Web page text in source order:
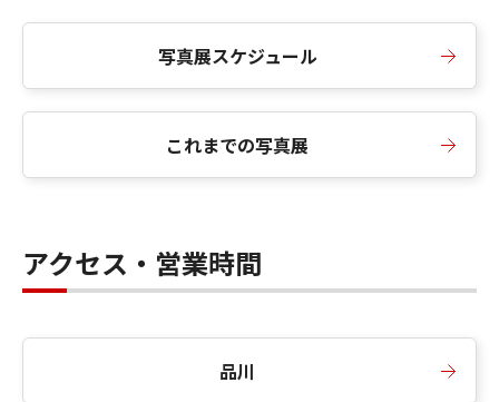
写真展スケジュール
これまでの写真展
アクセス・営業時間
品川